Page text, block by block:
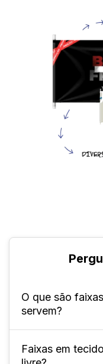
O que são
servem?
São peças
Faixas em